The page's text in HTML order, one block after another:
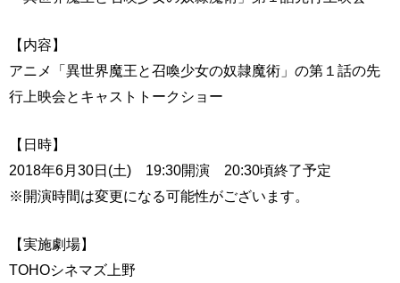
【内容】
アニメ「異世界魔王と召喚少女の奴隷魔術」の第１話の先
行上映会とキャストトークショー
【日時】
2018年6月30日(土) 19:30開演 20:30頃終了予定
※開演時間は変更になる可能性がございます。
【実施劇場】
TOHOシネマズ上野